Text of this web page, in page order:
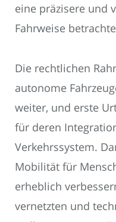
eine präzisere und
Fahrweise
Die rechtlichen
autonome
weiter, und erste
für deren
Verkehrssystem.
Mobilität für
erheblich
vernetzten und